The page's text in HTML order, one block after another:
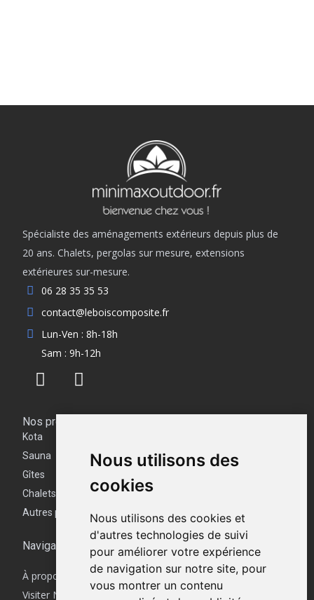
Nous utilisons des
cookies
Nous utilisons des cookies et
d'autres technologies de suivi
pour améliorer votre expérience
de navigation sur notre site, pour
vous montrer un contenu
Spécialiste des aménagements extérieurs depuis plus de
20 ans. Chalets, pergolas sur mesure, extensions
extérieures sur-mesure.
06 28 35 35 53
contact@leboiscomposite.fr
Lun-Ven : 8h-18h
Sam : 9h-12h
Nos produits
Kota
Sauna
Gîtes
Chalets
Autres produits
Navigation
À propos
Visiter Notre Showroom | Minimaxoutdoor